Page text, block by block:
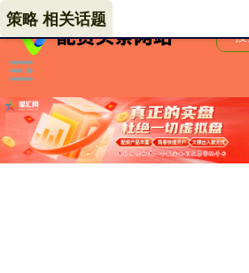
策略 相关话题